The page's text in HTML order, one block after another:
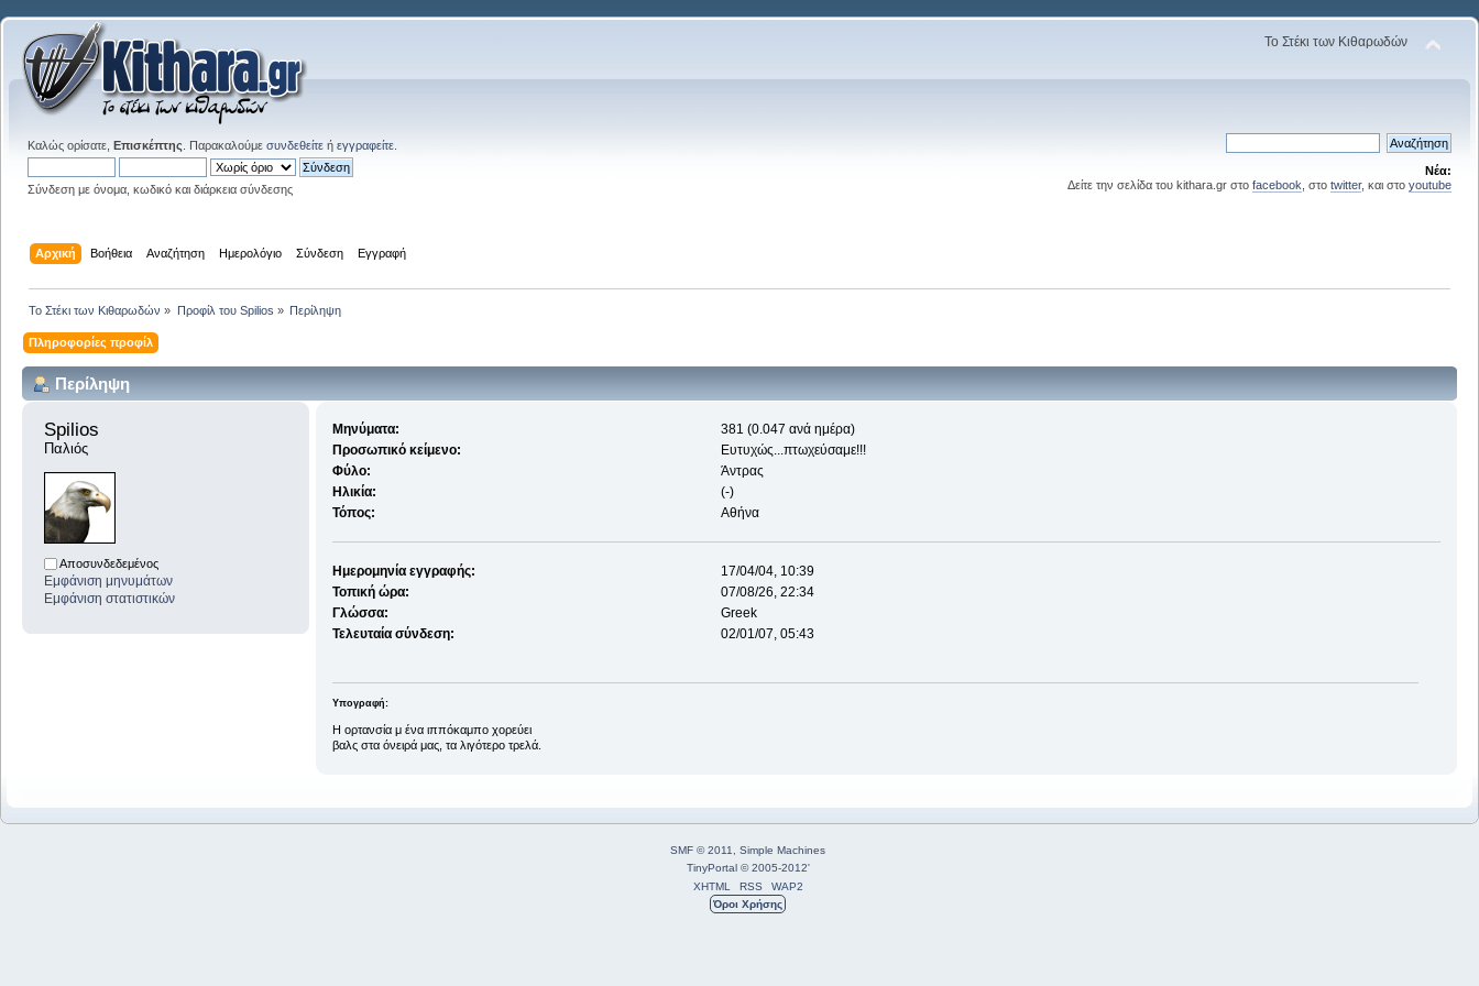
Το Στέκι των Κιθαρωδών
Καλώς ορίσατε, Επισκέπτης . Παρακαλούμε συνδεθείτε ή εγγραφείτε
Σύνδεση με όνομα, κωδικό και διάρκεια σύνδεσης
Νέα:
Δείτε την σελίδα του kithara.gr στο facebook , στο twitter, και στο youtube
Αρχική Βοήθεια Αναζήτηση Ημερολόγιο Σύνδεση Εγγραφή
Το Στέκι των Κιθαρωδών » Προφίλ του Spilios » Περίληψη
Πληροφορίες προφίλ
Περίληψη
Spilios
Παλιός
Αποσυνδεδεμένος
Εμφάνιση μηνυμάτων
Εμφάνιση στατιστικών
Μηνύματα:
381 (0.047 ανά ημέρα)
Προσωπικό κείμενο:
Ευτυχώς...πτωχεύσαμε!!!
Φύλο:
Άντρας
Ηλικία:
(-)
Τόπος:
Αθήνα
Ημερομηνία εγγραφής:
17/04/04, 10:39
Τοπική ώρα:
07/08/26, 22:34
Γλώσσα:
Greek
Τελευταία σύνδεση:
02/01/07, 05:43
Υπογραφή:
Η ορτανσία μ ένα ιππόκαμπο χορεύει
βαλς στα όνειρά μας, τα λιγότερο τρελά.
SMF © 2011
Simple Machines
TinyPortal © 2005-2012'
XHTML
RSS
WAP2
Όροι Χρήσης